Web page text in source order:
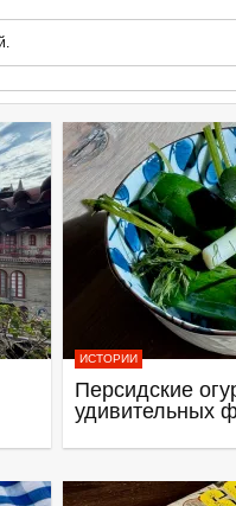
ИСТОРИИ
Персидские
удивительных